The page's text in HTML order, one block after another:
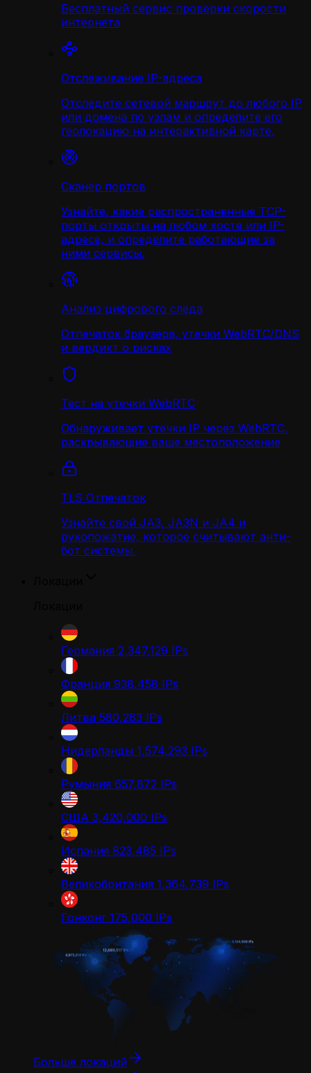
Бесплатный сервис проверки скорости
интернета
Отслеживание IP-адреса
Отследите сетевой маршрут до любого IP
или домена по узлам и определите его
геолокацию на интерактивной карте.
Сканер портов
Узнайте, какие распространённые TCP-
порты открыты на любом хосте или IP-
адресе, и определите работающие за
ними сервисы.
Анализ цифрового следа
Отпечаток браузера, утечки WebRTC/DNS
и вердикт о рисках
Тест на утечки WebRTC
Обнаруживает утечки IP через WebRTC,
раскрывающие ваше местоположение
TLS Отпечаток
Узнайте свой JA3, JA3N и JA4 и
рукопожатие, которое считывают анти-
бот системы.
Германия 2,347,129 IPs
Франция 938,458 IPs
Литва 580,283 IPs
Нидерланды 1,574,293 IPs
Румыния 657,872 IPs
США 3,420,000 IPs
Испания 823,485 IPs
Великобритания 1,364,739 IPs
Гонконг 175,000 IPs
Больше локаций